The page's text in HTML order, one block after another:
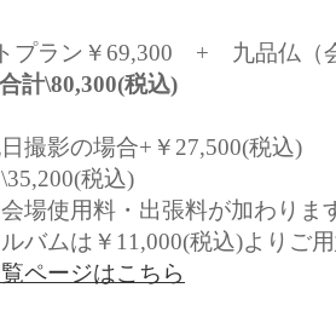
プラン￥69,300 + 九品仏（
合計\80,300(税込)
撮影の場合+￥27,500(税込)
税込)
場使用料・出張料が加わりま
バムは￥11,000(税込)よりご
ページはこちら